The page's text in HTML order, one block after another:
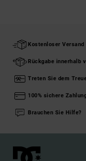
Kostenloser
Rückgabe innerhalb
Treten Sie dem
100% sichere
Brauchen Sie Hilfe?